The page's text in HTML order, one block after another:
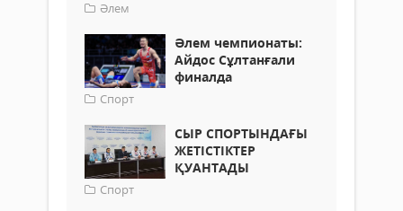
Әлем
Әлем чемпионаты:
Айдос Сұлтанғали
финалда
Спорт
СЫР СПОРТЫНДАҒЫ
ЖЕТІСТІКТЕР
ҚУАНТАДЫ
Спорт